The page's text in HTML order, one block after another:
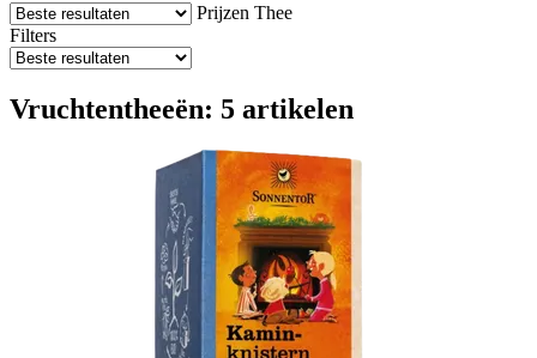
Prijzen Thee
Filters
Vruchtentheeën: 5 artikelen